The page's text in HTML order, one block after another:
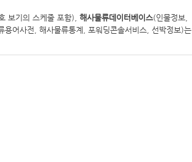
보기의 스케줄 포함), 해사물류데이터베이스(인물정보,
용어사전, 해사물류통계, 포워딩콘솔서비스, 선박정보)는